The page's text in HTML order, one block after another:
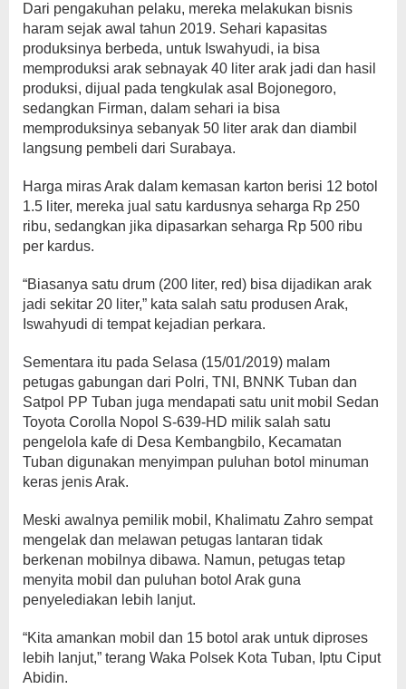
Dari pengakuhan pelaku, mereka melakukan bisnis
haram sejak awal tahun 2019. Sehari kapasitas
produksinya berbeda, untuk Iswahyudi, ia bisa
memproduksi arak sebnayak 40 liter arak jadi dan hasil
produksi, dijual pada tengkulak asal Bojonegoro,
sedangkan Firman, dalam sehari ia bisa
memproduksinya sebanyak 50 liter arak dan diambil
langsung pembeli dari Surabaya.
Harga miras Arak dalam kemasan karton berisi 12 botol
1.5 liter, mereka jual satu kardusnya seharga Rp 250
ribu, sedangkan jika dipasarkan seharga Rp 500 ribu
per kardus.
“Biasanya satu drum (200 liter, red) bisa dijadikan arak
jadi sekitar 20 liter,” kata salah satu produsen Arak,
Iswahyudi di tempat kejadian perkara.
Sementara itu pada Selasa (15/01/2019) malam
petugas gabungan dari Polri, TNI, BNNK Tuban dan
Satpol PP Tuban juga mendapati satu unit mobil Sedan
Toyota Corolla Nopol S-639-HD milik salah satu
pengelola kafe di Desa Kembangbilo, Kecamatan
Tuban digunakan menyimpan puluhan botol minuman
keras jenis Arak.
Meski awalnya pemilik mobil, Khalimatu Zahro sempat
mengelak dan melawan petugas lantaran tidak
berkenan mobilnya dibawa. Namun, petugas tetap
menyita mobil dan puluhan botol Arak guna
penyelediakan lebih lanjut.
“Kita amankan mobil dan 15 botol arak untuk diproses
lebih lanjut,” terang Waka Polsek Kota Tuban, Iptu Ciput
Abidin.